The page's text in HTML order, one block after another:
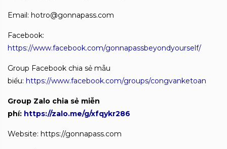
Email: hotro@gonnapass.com
Facebook:
https://www.facebook.com/gonnapassbeyondyourself/
Group Facebook chia sẻ mẫu
biểu: https://www.facebook.com/groups/congvanketoan
Group Zalo chia sẻ miễn
phí: https://zalo.me/g/xfqykr286
Website: https://gonnapass.com